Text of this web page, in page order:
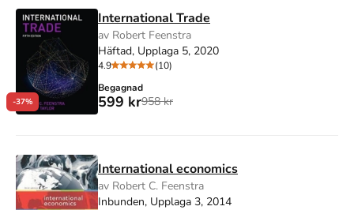
-37%
International Trade
av Robert Feenstra
Häftad, Upplaga 5, 2020
4.9
(10)
Begagnad
599 kr958 kr
International economics
av Robert C. Feenstra
Inbunden, Upplaga 3, 2014